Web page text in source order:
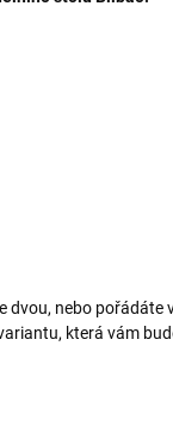
dvou, nebo pořádáte
která vám